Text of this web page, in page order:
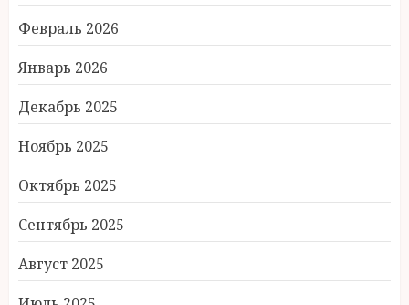
Февраль 2026
Январь 2026
Декабрь 2025
Ноябрь 2025
Октябрь 2025
Сентябрь 2025
Август 2025